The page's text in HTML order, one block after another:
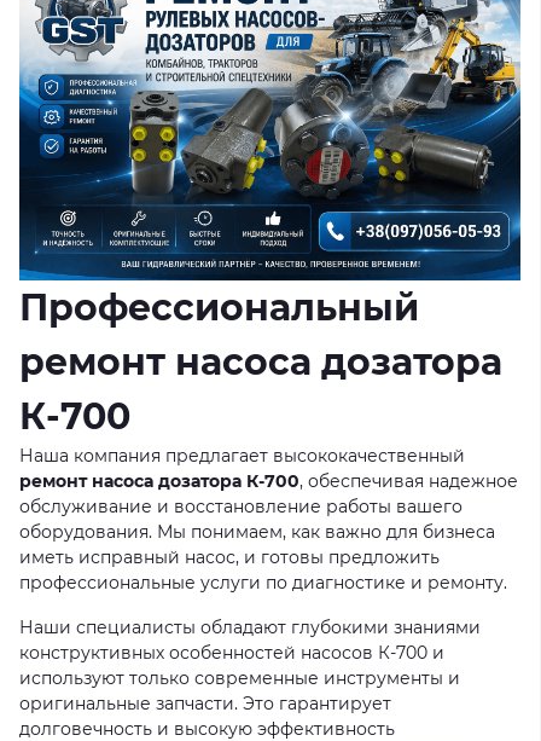
Профессиональный
ремонт насоса дозатора
К-700
Наша компания предлагает высококачественный
ремонт насоса дозатора К-700, обеспечивая надежное
обслуживание и восстановление работы вашего
оборудования. Мы понимаем, как важно для бизнеса
иметь исправный насос, и готовы предложить
профессиональные услуги по диагностике и ремонту.
Наши специалисты обладают глубокими знаниями
конструктивных особенностей насосов К-700 и
используют только современные инструменты и
оригинальные запчасти. Это гарантирует
долговечность и высокую эффективность